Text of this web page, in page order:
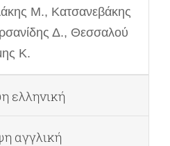
M., Κατσανεβάκης
Δ., Θεσσαλού
Κ.
ελληνική
αγγλική